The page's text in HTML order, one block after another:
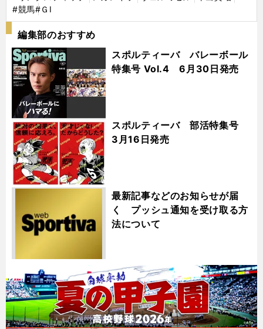
#競馬#ＧⅠ
編集部のおすすめ
スポルティーバ バレーボール
特集号 Vol.4 6月30日発売
スポルティーバ 部活特集号
3月16日発売
最新記事などのお知らせが届
く プッシュ通知を受け取る方
法について